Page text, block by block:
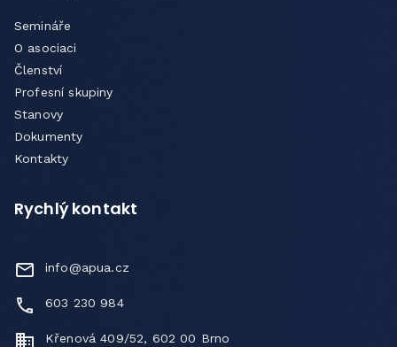
Semináře
O asociaci
Členství
Profesní skupiny
Stanovy
Dokumenty
Kontakty
Rychlý kontakt
info@apua.cz
603 230 984
Křenová 409/52, 602 00 Brno